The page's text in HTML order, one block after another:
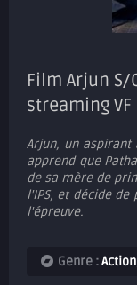
Film Arjun
streaming VF
Arjun, un aspirant
apprend que
de sa mère de
l'IPS, et décide
l'épreuve.
Genre :Action